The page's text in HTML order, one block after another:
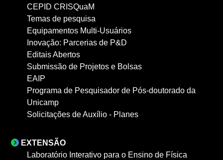
CEPID CRISQuaM
Temas de pesquisa
Equipamentos Multi-Usuários
Inovação: Parcerias de P&D
Editais Abertos
Submissão de Projetos e Bolsas
EAIP
Programa de Pesquisador de Pós-doutorado da
Unicamp
Solicitações de Auxílio - Planes
EXTENSÃO
Laboratório Interativo para o Ensino de Física